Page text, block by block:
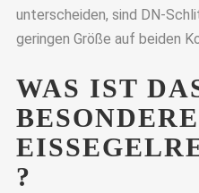
unterscheiden, sind DN-
geringen Größe auf beiden
WAS IST
?